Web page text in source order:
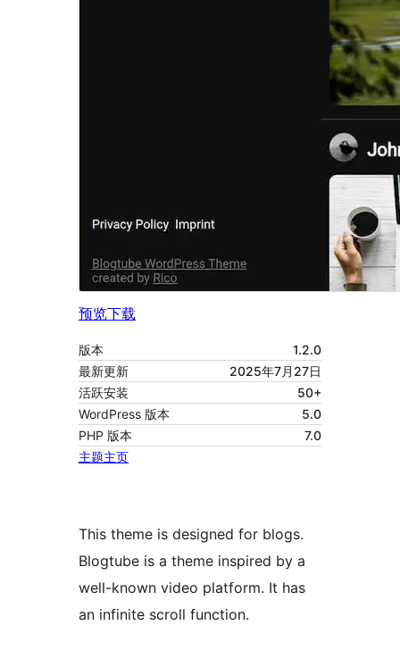
预览下载
版本
1.2.0
最新更新
2025年7月27日
活跃安装
50+
WordPress 版本
5.0
PHP 版本
7.0
主题主页
This theme is designed for blogs.
Blogtube is a theme inspired by a
well-known video platform. It has
an infinite scroll function.